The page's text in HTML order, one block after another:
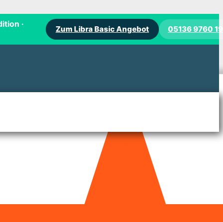
·
Zum Libra Basic Angebot 05136 9760